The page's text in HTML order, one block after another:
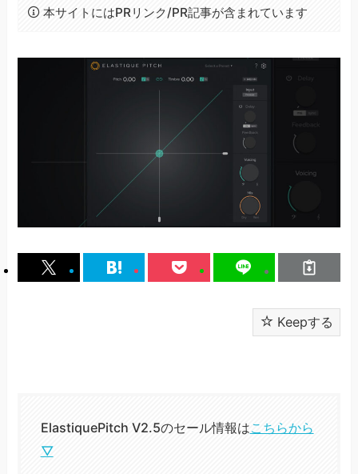
本サイトにはPRリンク/PR記事が含まれています
Keepする
ElastiquePitch V2.5のセール情報はこちらから
▽